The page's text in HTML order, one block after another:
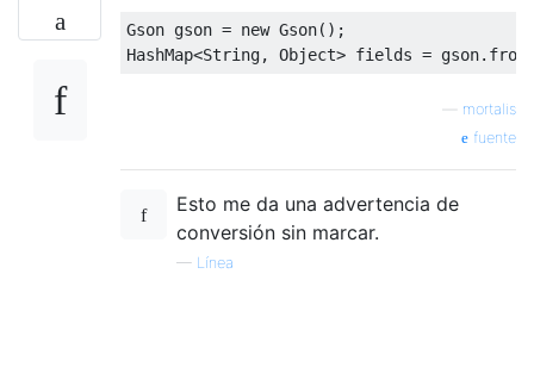
Gson gson = new Gson();
HashMap<String, Object> fields = gson.
mortalis
fuente
Esto me da una advertencia de
conversión sin marcar.
— Línea